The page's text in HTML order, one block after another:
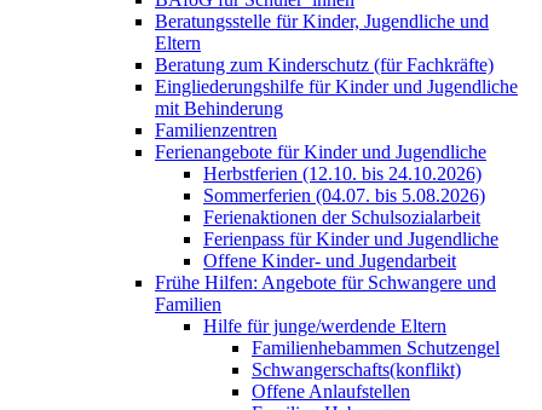
Beratungsstelle für Kinder, Jugendliche und
Eltern
Beratung zum Kinderschutz (für Fachkräfte)
Eingliederungshilfe für Kinder und Jugendliche
mit Behinderung
Familienzentren
Ferienangebote für Kinder und Jugendliche
Herbstferien (12.10. bis 24.10.2026)
Sommerferien (04.07. bis 5.08.2026)
Ferienaktionen der Schulsozialarbeit
Ferienpass für Kinder und Jugendliche
Offene Kinder- und Jugendarbeit
Frühe Hilfen: Angebote für Schwangere und
Familien
Hilfe für junge/werdende Eltern
Familienhebammen Schutzengel
Schwangerschafts(konflikt)
Offene Anlaufstellen